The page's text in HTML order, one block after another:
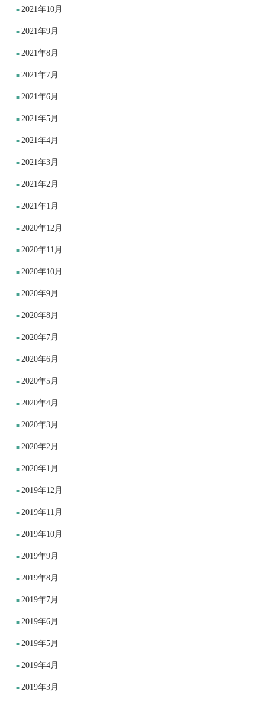
2021年10月
2021年9月
2021年8月
2021年7月
2021年6月
2021年5月
2021年4月
2021年3月
2021年2月
2021年1月
2020年12月
2020年11月
2020年10月
2020年9月
2020年8月
2020年7月
2020年6月
2020年5月
2020年4月
2020年3月
2020年2月
2020年1月
2019年12月
2019年11月
2019年10月
2019年9月
2019年8月
2019年7月
2019年6月
2019年5月
2019年4月
2019年3月